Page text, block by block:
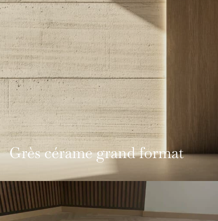
Grès cérame grand format